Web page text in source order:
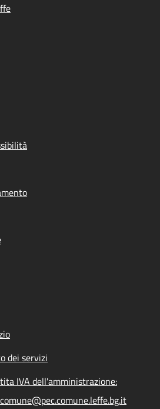
dei servizi
IVA dell'amministrazione: